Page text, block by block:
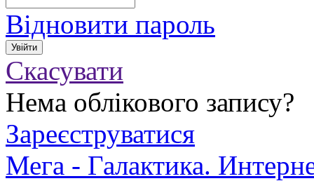
Відновити пароль
Скасувати
Нема облікового запису?
Зареєструватися
Мега - Галактика.